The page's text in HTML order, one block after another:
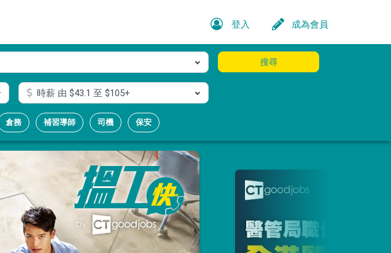
登入 成為會員
時薪由 $43.1 至 $105+
搜尋
倉務 補習導師 司機 保安